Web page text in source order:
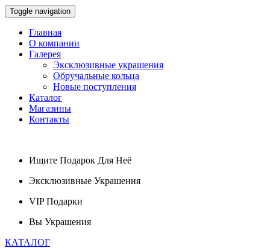
Toggle navigation
Главная
О компании
Галерея
Эксклюзивные украшения
Обручальные кольца
Новые поступления
Каталог
Магазины
Контакты
Ищите Подарок Для Неё
Эксклюзивные Украшения
VIPПодарки
Вы Украшения
КАТАЛОГ